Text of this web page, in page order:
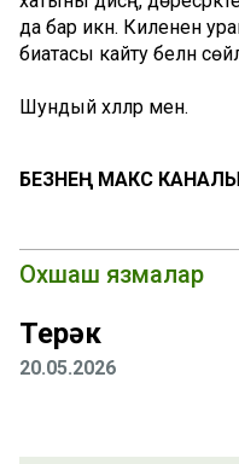
да бар икән. Киленен
биатасы кайту белән
Шундый хәлләр менә.
БЕЗНЕҢ МАКС
Охшаш язмалар
Терәк
20.05.2026